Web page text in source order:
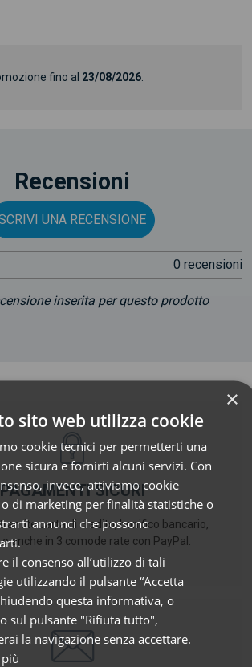
fino al 23/08/2026
Recensioni
UNA RECENSIONE
0 recensioni
inserita per questo prodotto
PAGAMENTI SICURI
carta di credito, bonifico bancario,
anche in 3 comode rate con PayPal.
×
sito web utilizza cookie
cookie tecnici per permetterti una
sicura e fornirti alcuni servizi. Con
invece, attiviamo cookie
di marketing per finalità statistiche o
annunci che possono
il consenso all’utilizzo di tali
utilizzando il pulsante “Accetta
questa informativa, o
sul pulsante "Rifiuta tutto",
la navigazione senza accettare.